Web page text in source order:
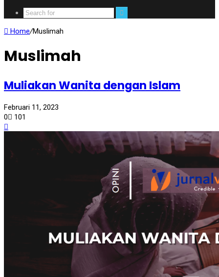
Home/Muslimah
Muslimah
Muliakan Wanita dengan Islam
Februari 11, 2023
0
101